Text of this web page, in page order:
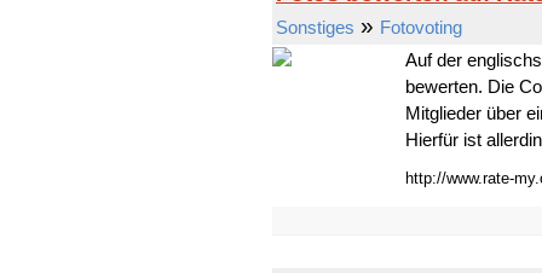
Sonstiges » Fotovoting
Auf der
bewerten. Die
Mitglieder über
Hierfür ist
http://www.rate-